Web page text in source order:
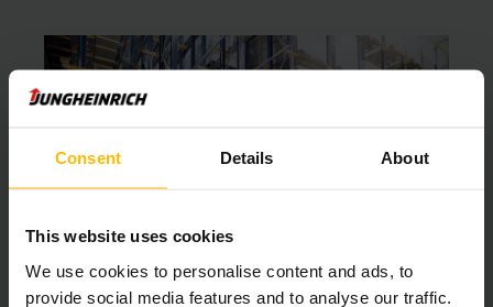
Consent Details About
This website uses cookies
We use cookies to personalise content and ads, to
provide social media features and to analyse our traffic.